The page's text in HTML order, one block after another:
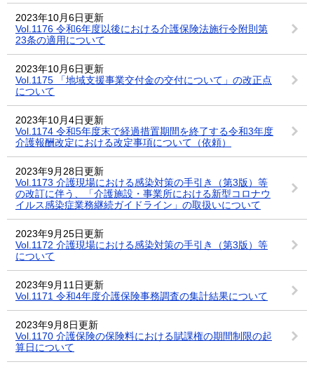
2023年10月6日更新
Vol.1176 令和6年度以後における介護保険法施行令附則第
23条の適用について
2023年10月6日更新
Vol.1175 「地域支援事業交付金の交付について」の改正点
について
2023年10月4日更新
Vol.1174 令和5年度末で経過措置期間を終了する令和3年度
介護報酬改定における改定事項について（依頼）
2023年9月28日更新
Vol.1173 介護現場における感染対策の手引き（第3版）等
の改訂に伴う、「介護施設・事業所における新型コロナウ
イルス感染症業務継続ガイドライン」の取扱いについて
2023年9月25日更新
Vol.1172 介護現場における感染対策の手引き（第3版）等
について
2023年9月11日更新
Vol.1171 令和4年度介護保険事務調査の集計結果について
2023年9月8日更新
Vol.1170 介護保険の保険料における賦課権の期間制限の起
算日について